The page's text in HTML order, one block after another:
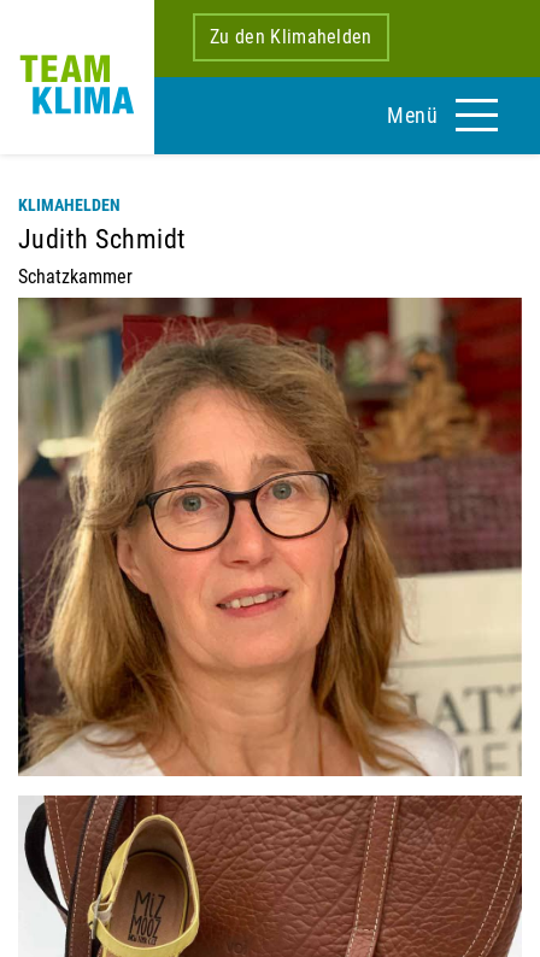
Zu den Klimahelden
Menü
KLIMAHELDEN
Judith Schmidt
Schatzkammer